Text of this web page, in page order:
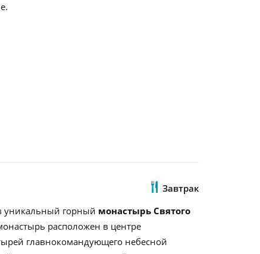
Завтрак
уникальный горный монастырь Святого
расположен в центре
главнокомандующего небесной